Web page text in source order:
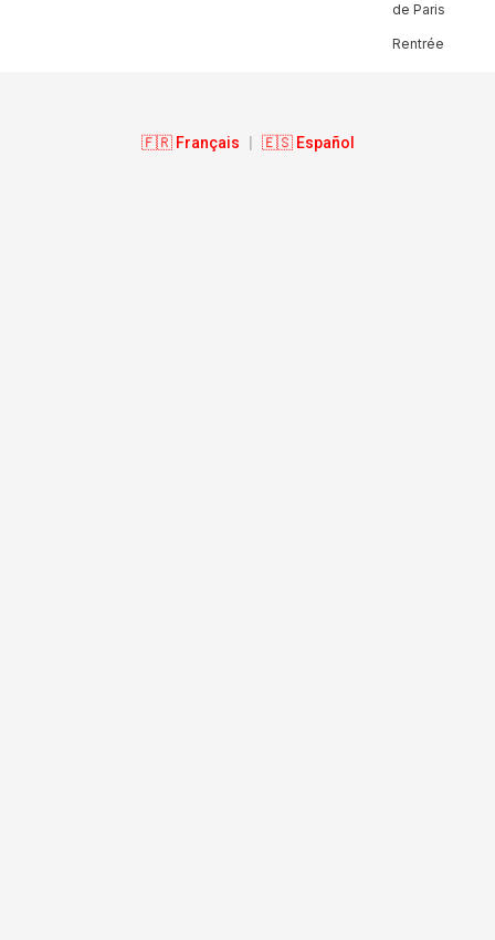
de Paris
Rentrée
🇫🇷 Français 🇪🇸 Español